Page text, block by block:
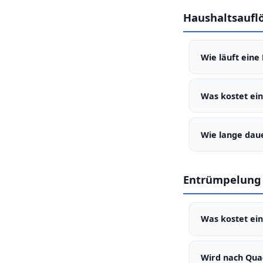
Wie läuft eine
Kostenlose
Übergabe.
Was kostet
Individuell
Wie lange
Entrümpelung
Was kostet
Die Kosten
Wird nach